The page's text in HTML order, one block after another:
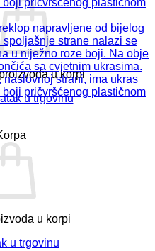
u korpi
u trgovinu
u korpi
u trgovinu